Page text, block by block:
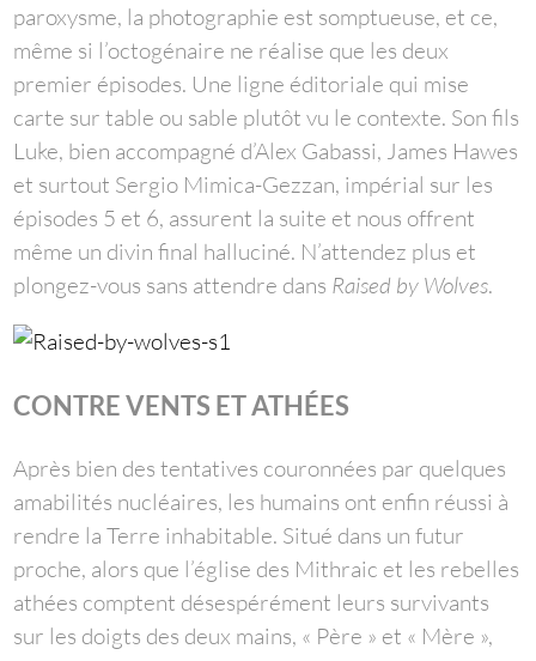
paroxysme, la photographie est somptueuse, et ce,
même si l’octogénaire ne réalise que les deux
premier épisodes. Une ligne éditoriale qui mise
carte sur table ou sable plutôt vu le contexte. Son fils
Luke, bien accompagné d’Alex Gabassi, James Hawes
et surtout Sergio Mimica-Gezzan, impérial sur les
épisodes 5 et 6, assurent la suite et nous offrent
même un divin final halluciné. N’attendez plus et
plongez-vous sans attendre dans Raised by Wolves.
CONTRE VENTS ET ATHÉES
Après bien des tentatives couronnées par quelques
amabilités nucléaires, les humains ont enfin réussi à
rendre la Terre inhabitable. Situé dans un futur
proche, alors que l’église des Mithraic et les rebelles
athées comptent désespérément leurs survivants
sur les doigts des deux mains, « Père » et « Mère »,